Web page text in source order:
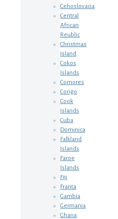
Cehoslovacia
Central
African
Reublic
Christmas
Island
Cokos
Islands
Comores
Congo
Cook
Islands
Cuba
Dominica
Falkland
Islands
Faroe
Islands
Fiji
Franta
Gambia
Germania
Ghana